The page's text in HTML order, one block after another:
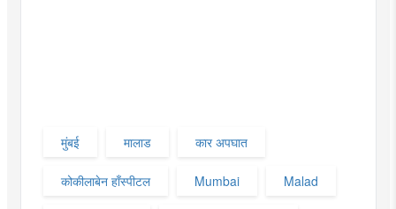
मुंबई मालाड कार अपघात
कोकीलाबेन हाँस्पीटल Mumbai Malad